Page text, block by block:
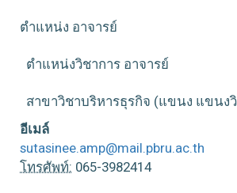
ตำแหน่ง อาจารย์
ตำแหน่งวิชาการ อาจารย์
สาขาวิชาบริหารธุรกิจ (แขนง แขนง
อีเมล์
sutasinee.amp@mail.pbru.ac.th
โทรศัพท์: 065-3982414